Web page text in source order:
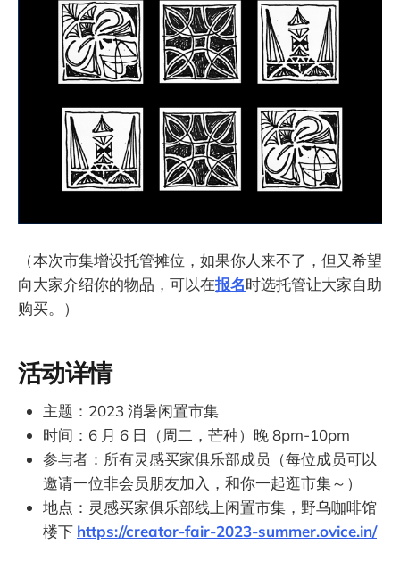
（本次市集增设托管摊位，如果你人来不了，但又希望
向大家介绍你的物品，可以在报名时选托管让大家自助
购买。）
活动详情
主题：2023 消暑闲置市集
时间：6 月 6 日（周二，芒种）晚 8pm-10pm
参与者：所有灵感买家俱乐部成员（每位成员可以
邀请一位非会员朋友加入，和你一起逛市集～）
地点：灵感买家俱乐部线上闲置市集，野乌咖啡馆
楼下 https://creator-fair-2023-summer.ovice.in/